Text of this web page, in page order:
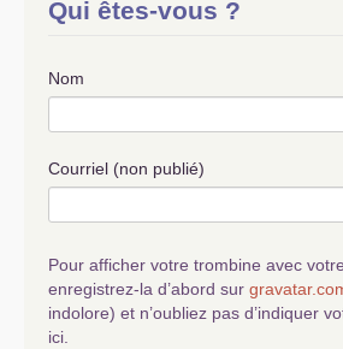
matérialisme dialectique
peut faire progresser les
Communiste .
Qui êtes-vous ?
Nom
Courriel (non publié)
Pour afficher votre trombine avec
enregistrez-la d’abord sur
indolore) et n’oubliez pas d’indiquer
ici.